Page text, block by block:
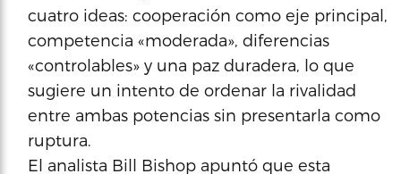
cuatro ideas: cooperación como eje principal,
competencia «moderada», diferencias
«controlables» y una paz duradera, lo que
sugiere un intento de ordenar la rivalidad
entre ambas potencias sin presentarla como
ruptura.
El analista Bill Bishop apuntó que esta